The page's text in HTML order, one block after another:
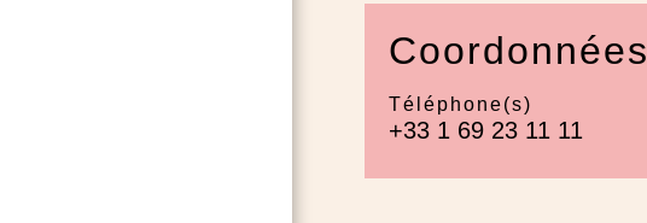
Coordonnées
Téléphone(s)
+33 1 69 23 11 11